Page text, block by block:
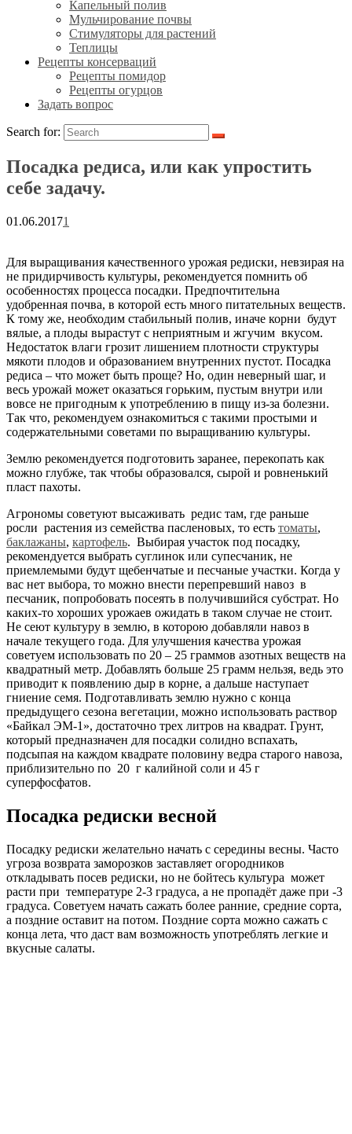
Капельный полив
Мульчирование почвы
Стимуляторы для растений
Теплицы
Рецепты консерваций
Рецепты помидор
Рецепты огурцов
Задать вопрос
Search for:
Посадка редиса, или как упростить
себе задачу.
01.06.20171
Для выращивания качественного урожая редиски, невзирая на
не придирчивость культуры, рекомендуется помнить об
особенностях процесса посадки. Предпочтительна
удобренная почва, в которой есть много питательных веществ.
К тому же, необходим стабильный полив, иначе корни будут
вялые, а плоды вырастут с неприятным и жгучим вкусом.
Недостаток влаги грозит лишением плотности структуры
мякоти плодов и образованием внутренних пустот. Посадка
редиса – что может быть проще? Но, один неверный шаг, и
весь урожай может оказаться горьким, пустым внутри или
вовсе не пригодным к употреблению в пищу из-за болезни.
Так что, рекомендуем ознакомиться с такими простыми и
содержательными советами по выращиванию культуры.
Землю рекомендуется подготовить заранее, перекопать как
можно глубже, так чтобы образовался, сырой и ровненький
пласт пахоты.
Агрономы советуют высаживать редис там, где раньше
росли растения из семейства пасленовых, то есть томаты,
баклажаны, картофель. Выбирая участок под посадку,
рекомендуется выбрать суглинок или супесчаник, не
приемлемыми будут щебенчатые и песчаные участки. Когда у
вас нет выбора, то можно внести перепревший навоз в
песчаник, попробовать посеять в получившийся субстрат. Но
каких-то хороших урожаев ожидать в таком случае не стоит.
Не сеют культуру в землю, в которою добавляли навоз в
начале текущего года. Для улучшения качества урожая
советуем использовать по 20 – 25 граммов азотных веществ на
квадратный метр. Добавлять больше 25 грамм нельзя, ведь это
приводит к появлению дыр в корне, а дальше наступает
гниение семя. Подготавливать землю нужно с конца
предыдущего сезона вегетации, можно использовать раствор
«Байкал ЭМ-1», достаточно трех литров на квадрат. Грунт,
который предназначен для посадки солидно вспахать,
подсыпая на каждом квадрате половину ведра старого навоза,
приблизительно по 20 г калийной соли и 45 г
суперфосфатов.
Посадка редиски весной
Посадку редиски желательно начать с середины весны. Часто
угроза возврата заморозков заставляет огородников
откладывать посев редиски, но не бойтесь культура может
расти при температуре 2-3 градуса, а не пропадёт даже при -3
градуса. Советуем начать сажать более ранние, средние сорта,
а поздние оставит на потом. Поздние сорта можно сажать с
конца лета, что даст вам возможность употреблять легкие и
вкусные салаты.